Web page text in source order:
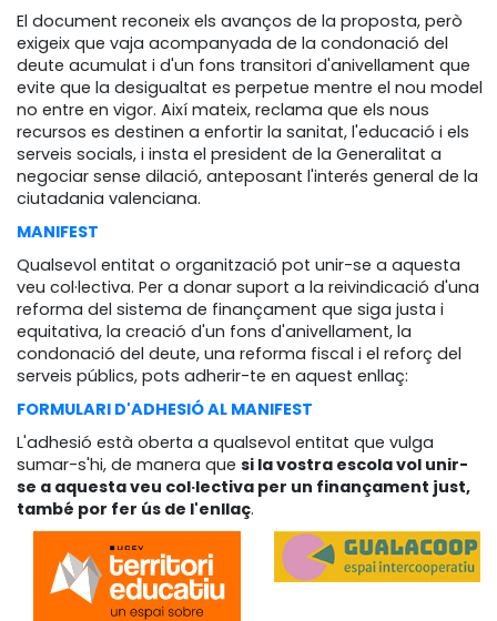
El document reconeix els avanços de la proposta, però
exigeix que vaja acompanyada de la condonació del
deute acumulat i d'un fons transitori d'anivellament que
evite que la desigualtat es perpetue mentre el nou model
no entre en vigor. Així mateix, reclama que els nous
recursos es destinen a enfortir la sanitat, l'educació i els
serveis socials, i insta el president de la Generalitat a
negociar sense dilació, anteposant l'interés general de la
ciutadania valenciana.
MANIFEST
Qualsevol entitat o organització pot unir-se a aquesta
veu col·lectiva. Per a donar suport a la reivindicació d'una
reforma del sistema de finançament que siga justa i
equitativa, la creació d'un fons d'anivellament, la
condonació del deute, una reforma fiscal i el reforç del
serveis públics, pots adherir-te en aquest enllaç:
FORMULARI D'ADHESIÓ AL MANIFEST
L'adhesió està oberta a qualsevol entitat que vulga
sumar-s'hi, de manera que si la vostra escola vol unir-
se a aquesta veu col·lectiva per un finançament just,
també por fer ús de l'enllaç.